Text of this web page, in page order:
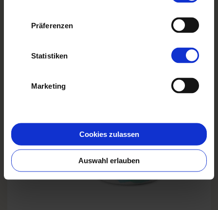
zusammen, die Sie ihnen
Präferenzen
Statistiken
Marketing
Cookies zulassen
Auswahl erlauben